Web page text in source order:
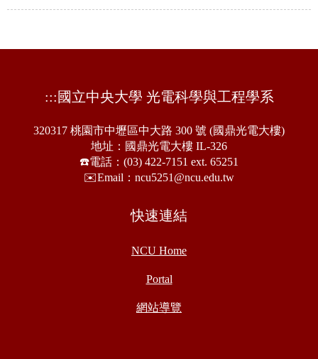
::: 國立中央大學 光電科學與工程學系
320317 桃園市中壢區中大路 300 號 (國鼎光電大樓)
地址：國鼎光電大樓 IL-326
☎️電話：(03) 422-7151 ext. 65251
✉️Email：ncu5251@ncu.edu.tw
快速連結
NCU Home
Portal
網站導覽